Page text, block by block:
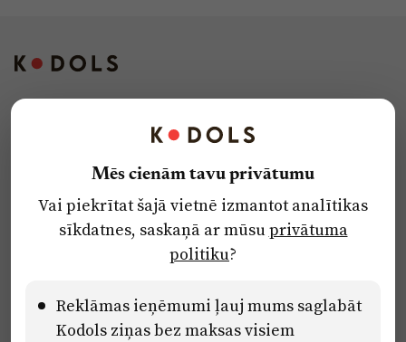
Privātuma politika
Ētikas kodekss
Pārredzamības paziņojumi
Mēs cienām tavu privātumu
Vai piekrītat šajā vietnē izmantot analītikas
sīkdatnes, saskaņā ar mūsuprivātuma
politiku?
Reklāmas ieņēmumi ļauj mums saglabāt
Kodols ziņas bez maksas visiem